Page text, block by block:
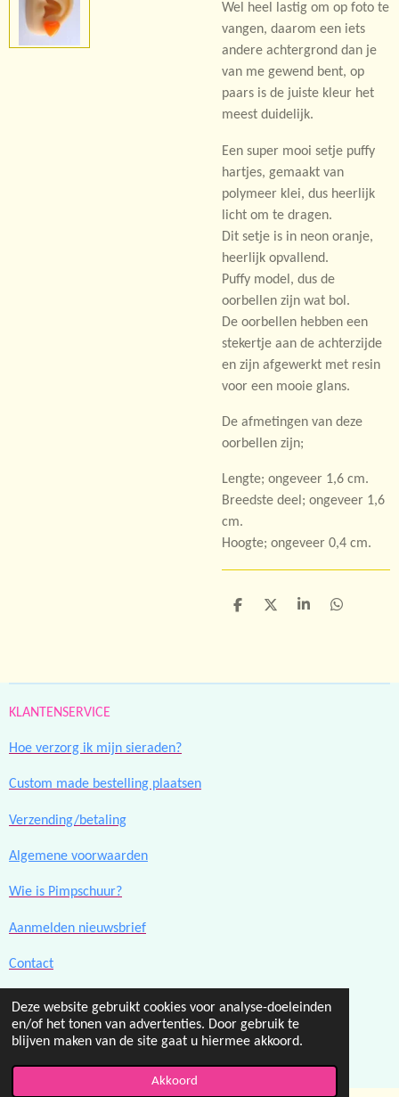
Deze website gebruikt cookies voor analyse-doeleinden
en/of het tonen van advertenties. Door gebruik te
blijven maken van de site gaat u hiermee akkoord.
Akkoord
Wel heel lastig om op foto te
vangen, daarom een iets
andere achtergrond dan je
van me gewend bent, op
paars is de juiste kleur het
meest duidelijk.
Een super mooi setje puffy
hartjes, gemaakt van
polymeer klei, dus heerlijk
licht om te dragen.
Dit setje is in neon oranje,
heerlijk opvallend.
Puffy model, dus de
oorbellen zijn wat bol.
De oorbellen hebben een
stekertje aan de achterzijde
en zijn afgewerkt met resin
voor een mooie glans.
De afmetingen van deze
oorbellen zijn;
Lengte; ongeveer 1,6 cm.
Breedste deel; ongeveer 1,6
cm.
Hoogte; ongeveer 0,4 cm.
D
D
S
D
KLANTENSERVICE
Hoe verzorg ik mijn sieraden?
Custom made bestelling plaatsen
Verzending/betaling
Algemene voorwaarden
Wie is Pimpschuur?
Aanmelden nieuwsbrief
Contact
F
a
c
e
I
n
s
t
© 2023 - 2026 Pimpschuur.nl